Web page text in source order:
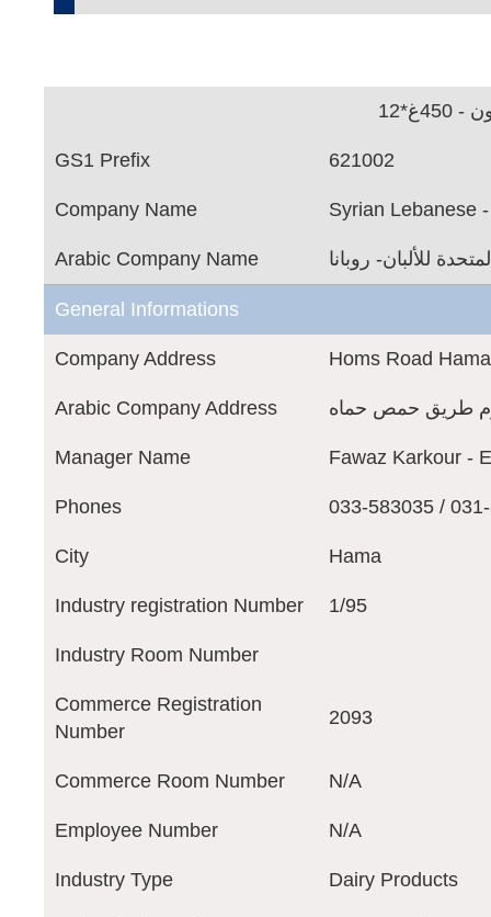
GS1 Prefix 621002
Company Name Syrian Lebanese
Arabic Company Name للألبان- روبانا
General Informations
Company Address Homs Road Hama
Arabic Company Address طريق حمص حماه
Manager Name Fawaz Karkour -
Phones 033-583035 /
City Hama
Industry registration Number 1/95
Industry Room Number
Commerce Registration
Number
2093
Commerce Room Number N/A
Employee Number N/A
Industry Type Dairy Products